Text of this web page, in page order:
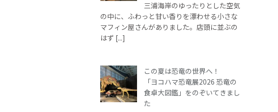
三浦海岸のゆったりとした空気
の中に、ふわっと甘い香りを漂わせる小さな
マフィン屋さんがありました。店頭に並ぶの
はず [...]
この夏は恐竜の世界へ！
「ヨコハマ恐竜展2026 恐竜の
食卓大図鑑」をのぞいてきまし
た